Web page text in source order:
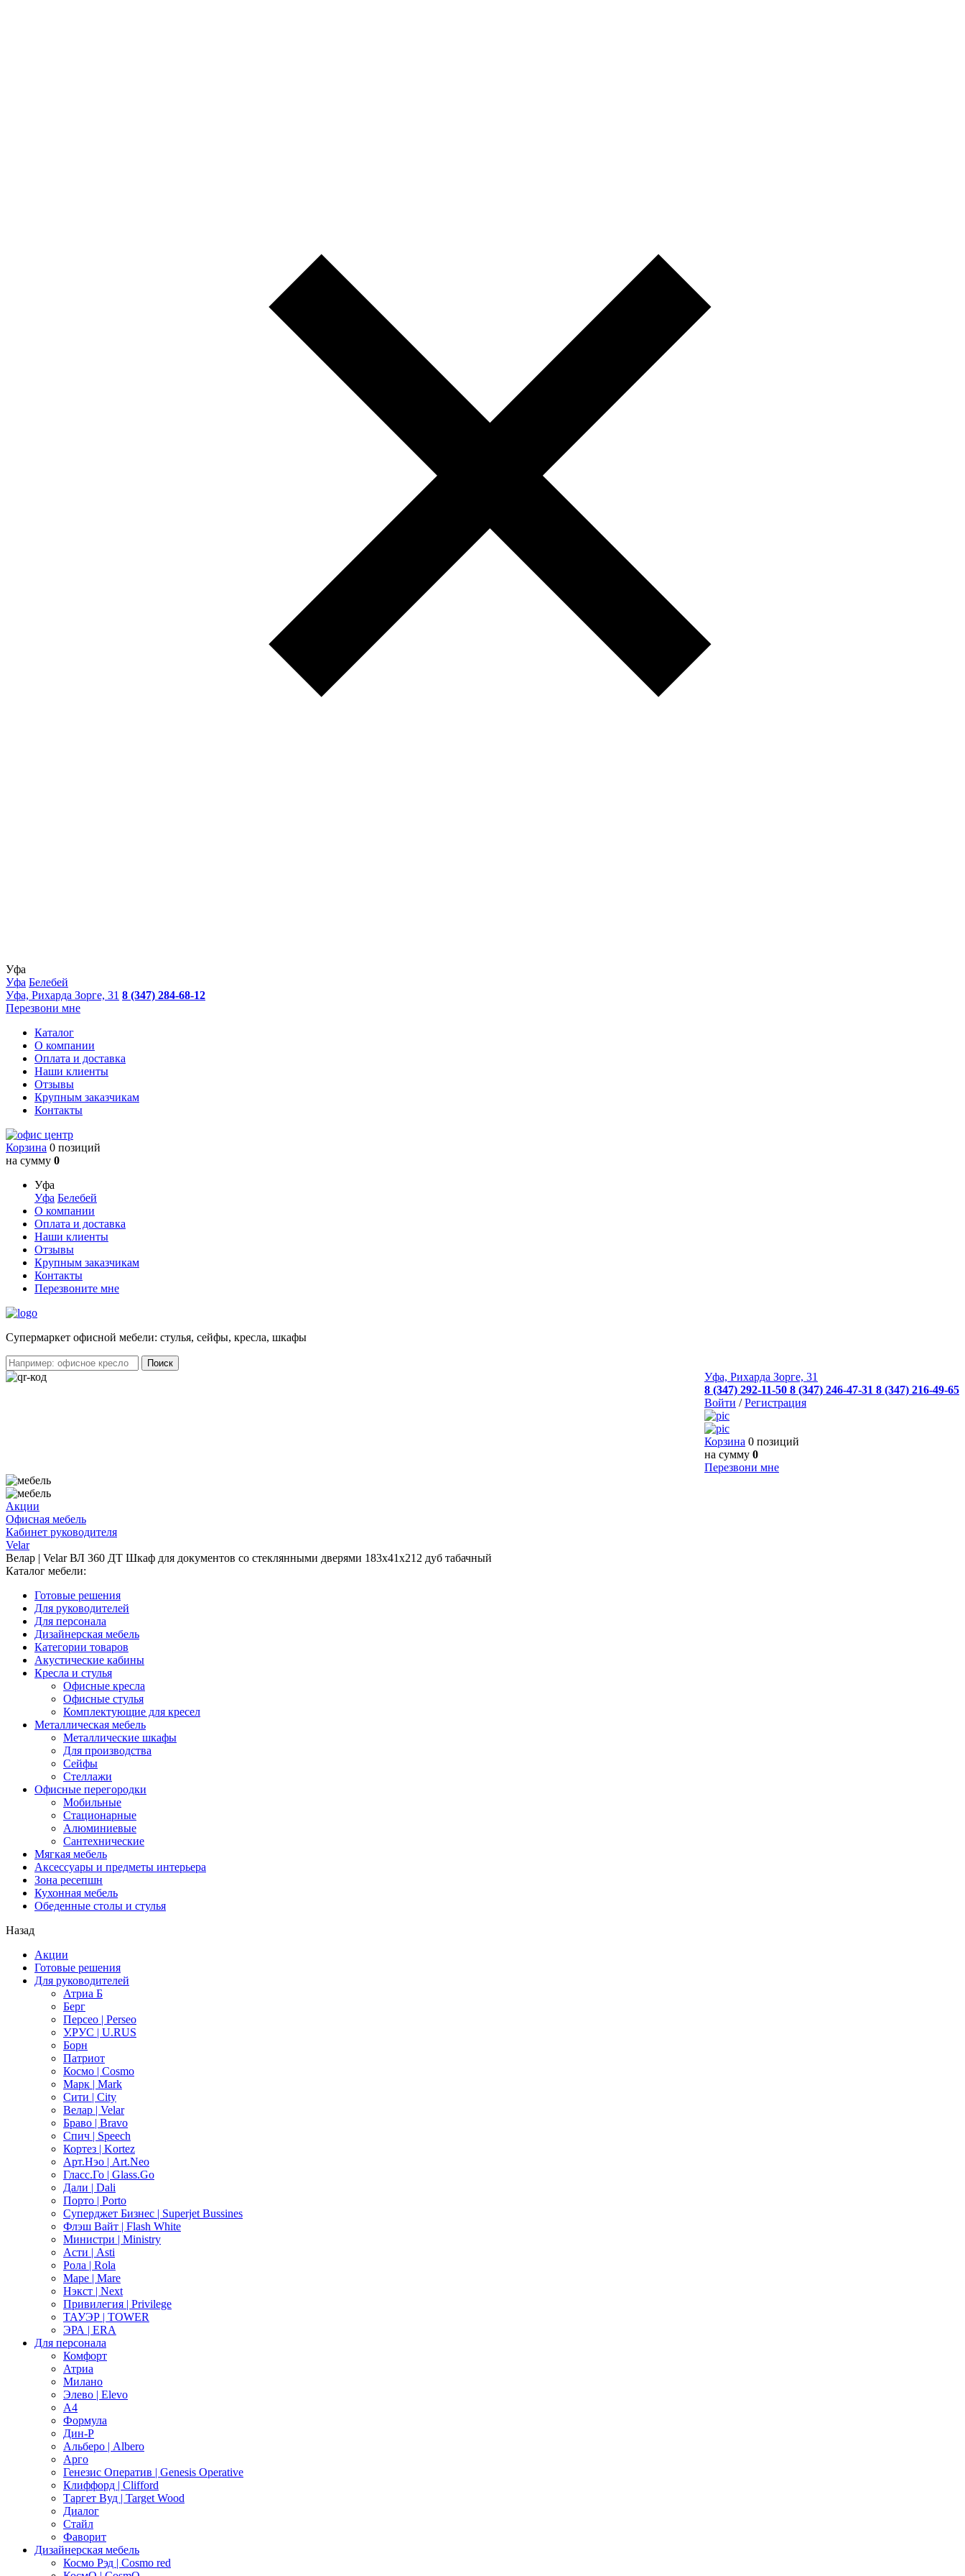
Уфа
Уфа Белебей
Уфа, Рихарда Зорге, 31 8 (347) 284-68-12
Перезвони мне
Каталог
О компании
Оплата и доставка
Наши клиенты
Отзывы
Крупным заказчикам
Контакты
Корзина 0 позиций
на сумму 0
Уфа
Уфа Белебей
О компании
Оплата и доставка
Наши клиенты
Отзывы
Крупным заказчикам
Контакты
Перезвоните мне
Cупермаркет офисной мебели: стулья, сейфы, кресла, шкафы
Уфа, Рихарда Зорге, 31
8 (347) 292-11-50 8 (347) 246-47-31 8 (347) 216-49-65
Войти /Регистрация
Корзина 0 позиций
на сумму 0
Перезвони мне
Акции
Офисная мебель
Кабинет руководителя
Velar
Велар | Velar ВЛ 360 ДТ Шкаф для документов со стеклянными дверями 183x41x212 дуб табачный
Каталог мебели:
Готовые решения
Для руководителей
Для персонала
Дизайнерская мебель
Категории товаров
Акустические кабины
Кресла и стулья
Офисные кресла
Офисные стулья
Комплектующие для кресел
Металлическая мебель
Металлические шкафы
Для производства
Сейфы
Стеллажи
Офисные перегородки
Мобильные
Стационарные
Алюминиевые
Сантехнические
Мягкая мебель
Аксессуары и предметы интерьера
Зона ресепшн
Кухонная мебель
Обеденные столы и стулья
Назад
Акции
Готовые решения
Для руководителей
Атриа Б
Берг
Персео | Perseo
У.РУС | U.RUS
Борн
Патриот
Космо | Cosmo
Марк | Mark
Сити | City
Велар | Velar
Браво | Bravo
Спич | Speech
Кортез | Kortez
Арт.Нэо | Art.Neo
Гласс.Го | Glass.Go
Дали | Dali
Порто | Porto
Суперджет Бизнес | Superjet Bussines
Флэш Вайт | Flash White
Министри | Ministry
Асти | Asti
Рола | Rola
Маре | Mare
Нэкст | Next
Привилегия | Privilege
ТАУЭР | TOWER
ЭРА | ERA
Для персонала
Комфорт
Атриа
Милано
Элево | Elevo
А4
Формула
Дин-Р
Альберо | Albero
Арго
Генезис Оператив | Genesis Operative
Клиффорд | Clifford
Таргет Вуд | Target Wood
Диалог
Стайл
Фаворит
Дизайнерская мебель
Космо Рэд | Cosmo red